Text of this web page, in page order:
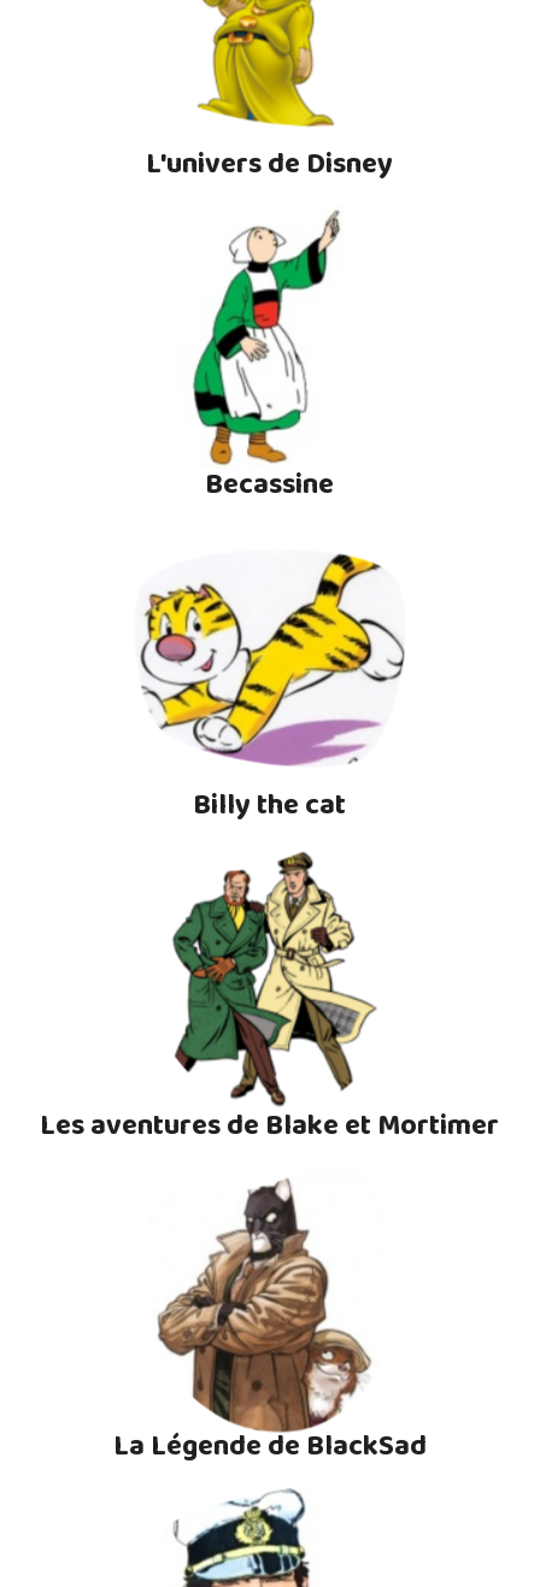
L'univers de Disney
Becassine
Billy the cat
Les aventures de Blake et Mortimer
La Légende de BlackSad